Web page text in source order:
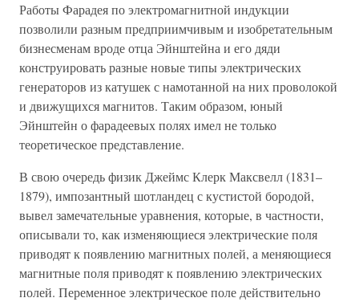
Работы Фарадея по электромагнитной индукции
позволили разным предприимчивым и изобретательным
бизнесменам вроде отца Эйнштейна и его дяди
конструировать разные новые типы электрических
генераторов из катушек с намотанной на них проволокой
и движущихся магнитов. Таким образом, юный
Эйнштейн о фарадеевых полях имел не только
теоретическое представление.
В свою очередь физик Джеймс Клерк Максвелл (1831–
1879), импозантный шотландец с кустистой бородой,
вывел замечательные уравнения, которые, в частности,
описывали то, как изменяющиеся электрические поля
приводят к появлению магнитных полей, а меняющиеся
магнитные поля приводят к появлению электрических
полей. Переменное электрическое поле действительно